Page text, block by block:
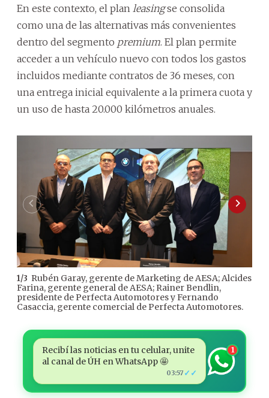
En este contexto, el plan leasingse consolida
como una de las alternativas más convenientes
dentro del segmento premium. El plan permite
acceder a un vehículo nuevo con todos los gastos
incluidos mediante contratos de 36 meses, con
una entrega inicial equivalente a la primera cuota y
un uso de hasta 20.000 kilómetros anuales.
1/3 Rubén Garay, gerente de Marketing de AESA; Alcides
Farina, gerente general de AESA; Rainer Bendlin,
presidente de Perfecta Automotores y Fernando
Casaccia, gerente comercial de Perfecta Automotores.
Recibí las noticias en tu celular, unite
al canal de ÚH en WhatsApp 🤩
03:57 ✓✓
1